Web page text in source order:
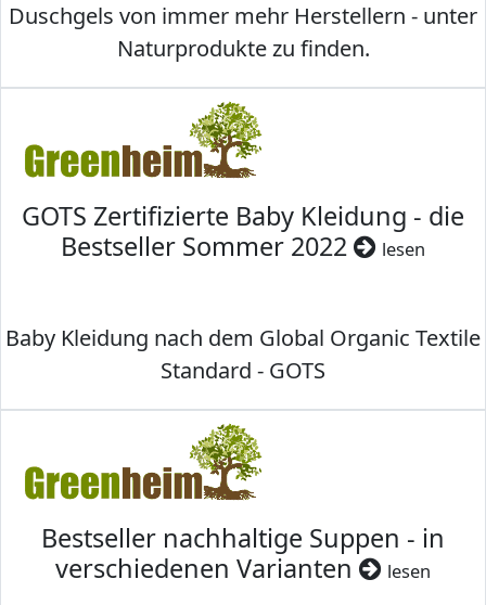
Duschgels von immer mehr Herstellern - unter
Naturprodukte zu finden.
GOTS Zertifizierte Baby Kleidung - die
Bestseller Sommer 2022
lesen
Baby Kleidung nach dem Global Organic Textile
Standard - GOTS
Bestseller nachhaltige Suppen - in
verschiedenen Varianten
lesen